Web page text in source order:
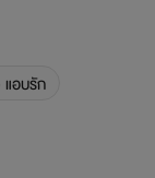
แอบรัก